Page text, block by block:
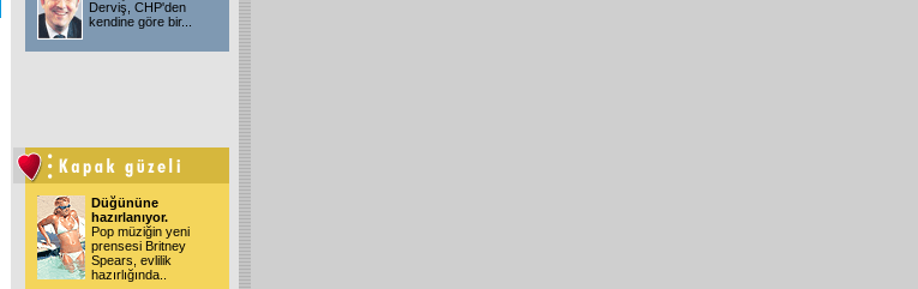
Derviş, CHP'den
kendine göre bir...
Düğününe
hazırlanıyor.
Pop müziğin yeni
prensesi Britney
Spears, evlilik
hazırlığında..